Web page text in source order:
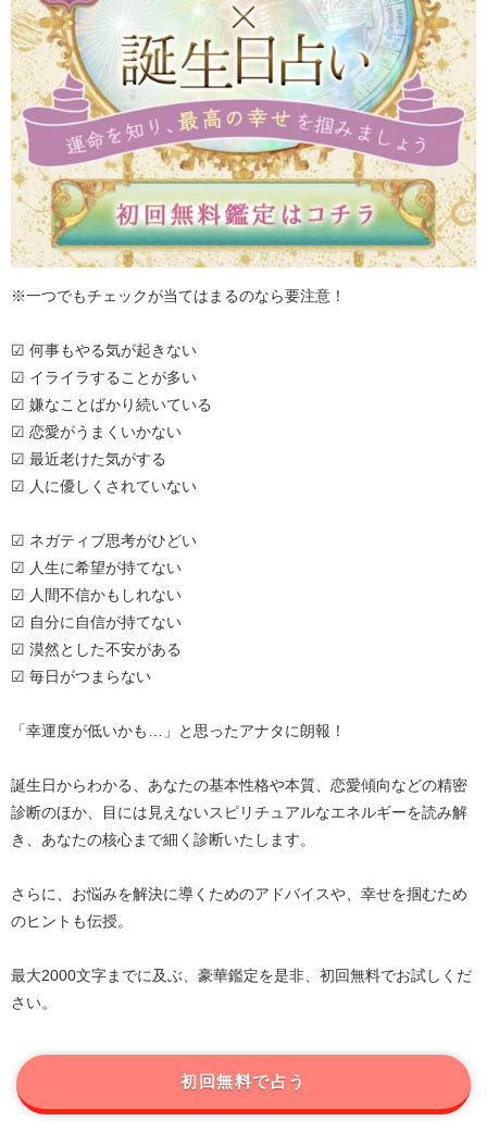
※一つでもチェックが当てはまるのなら要注意！
☑ 何事もやる気が起きない
☑ イライラすることが多い
☑ 嫌なことばかり続いている
☑ 恋愛がうまくいかない
☑ 最近老けた気がする
☑ 人に優しくされていない
☑ ネガティブ思考がひどい
☑ 人生に希望が持てない
☑ 人間不信かもしれない
☑ 自分に自信が持てない
☑ 漠然とした不安がある
☑ 毎日がつまらない
「幸運度が低いかも…」と思ったアナタに朗報！
誕生日からわかる、あなたの基本性格や本質、恋愛傾向などの精密
診断のほか、目には見えないスピリチュアルなエネルギーを読み解
き、あなたの核心まで細く診断いたします。
さらに、お悩みを解決に導くためのアドバイスや、幸せを掴むため
のヒントも伝授。
最大2000文字までに及ぶ、豪華鑑定を是非、初回無料でお試しくだ
さい。
初回無料で占う